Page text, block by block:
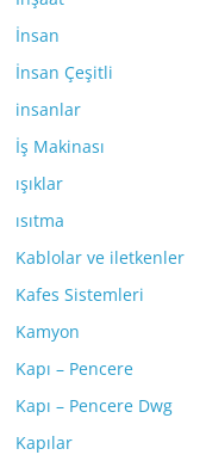
İnsan
İnsan Çeşitli
insanlar
İş Makinası
ışıklar
ısıtma
Kablolar ve iletkenler
Kafes Sistemleri
Kamyon
Kapı – Pencere
Kapı – Pencere Dwg
Kapılar